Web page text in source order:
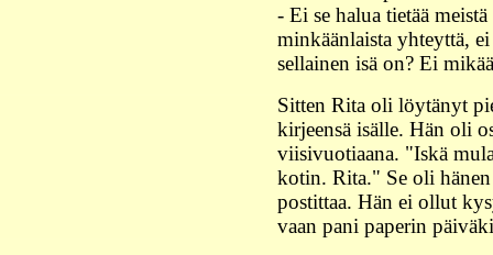
- Ei se halua tietää
minkäänlaista yhteyttä,
sellainen isä on? Ei
Sitten Rita oli löytänyt
kirjeensä isälle. Hän oli
viisivuotiaana. "Iskä
kotin. Rita." Se oli
postittaa. Hän ei ollut
vaan pani paperin